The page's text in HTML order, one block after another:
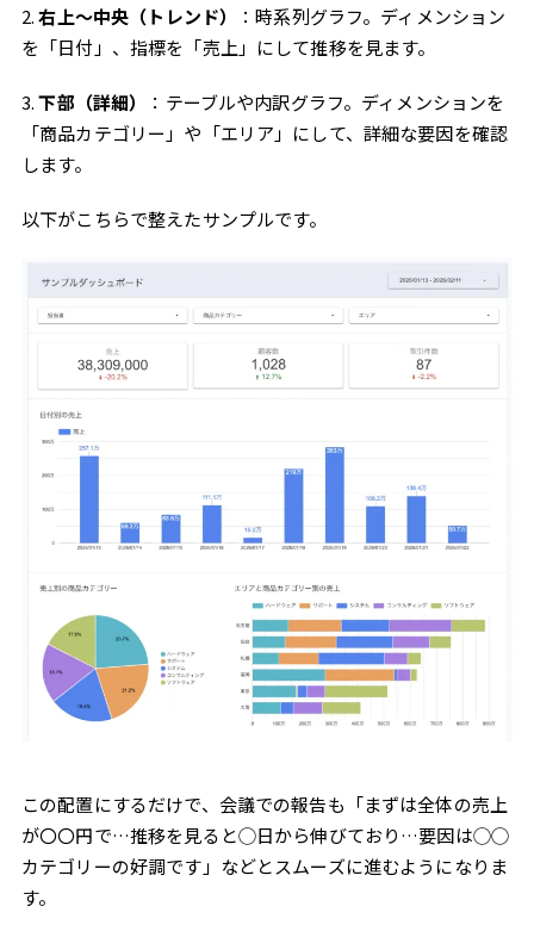
2.右上〜中央（トレンド）
：時系列グラフ。ディメンション
を「日付」、指標を「売上」にして推移を見ます。
3.下部（詳細）
：テーブルや内訳グラフ。ディメンションを
「商品カテゴリー」や「エリア」にして、詳細な要因を確認
します。
以下がこちらで整えたサンプルです。
この配置にするだけで、会議での報告も「まずは全体の売上
が〇〇円で…推移を見ると◯日から伸びており…要因は◯◯
カテゴリーの好調です」などとスムーズに進むようになりま
す。